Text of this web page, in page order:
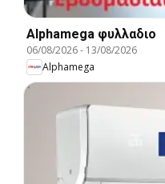
Alphamega φυλλαδιο
06/08/2026- 13/08/2026
Alphamega